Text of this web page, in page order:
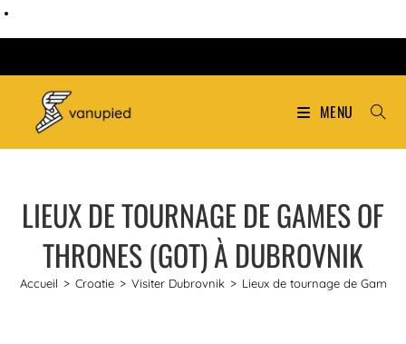
MENU
LIEUX DE TOURNAGE DE GAMES OF
THRONES (GOT) À DUBROVNIK
Accueil > Croatie > Visiter Dubrovnik > Lieux de tournage de